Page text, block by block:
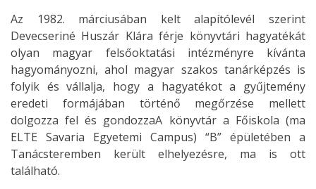
Az 1982. márciusában kelt alapítólevél szerint
Devecseriné Huszár Klára férje könyvtári hagyatékát
olyan magyar felsőoktatási intézményre kívánta
hagyományozni, ahol magyar szakos tanárképzés is
folyik és vállalja, hogy a hagyatékot a gyűjtemény
eredeti formájában történő megőrzése mellett
dolgozza fel és gondozzaA könyvtár a Főiskola (ma
ELTE Savaria Egyetemi Campus) “B” épületében a
Tanácsteremben került elhelyezésre, ma is ott
található.